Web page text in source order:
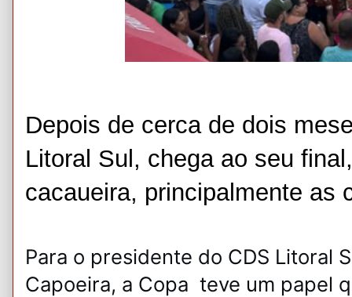
Depois de cerca de dois
Litoral Sul, chega ao seu
cacaueira, principalmente
Para o presidente do CDS Litoral
Capoeira, a Copa teve um papel